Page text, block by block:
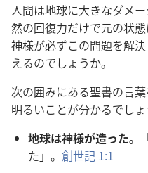
人間は地球に大きなダメ
然の回復力だけで元の状態
神様が必ずこの問題を解決
えるのでしょうか。
次の囲みにある聖書の言葉
明るいことが分かるでしょ
地球は神様が造った。
た」。 創世記 1:1